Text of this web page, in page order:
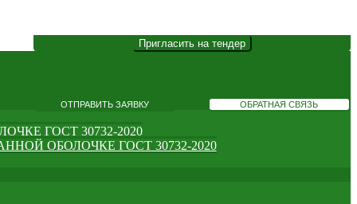
ГОСТ 30732-2020
ОБОЛОЧКЕ ГОСТ 30732-2020